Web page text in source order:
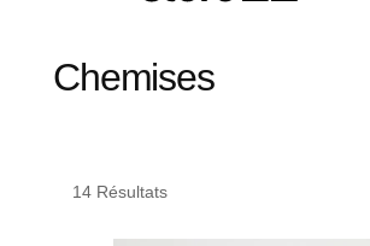
Chemises
14 Résultats